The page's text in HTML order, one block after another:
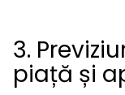
3.
piață și